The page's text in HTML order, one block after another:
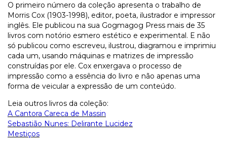
O primeiro número da coleção apresenta o trabalho de
Morris Cox (1903-1998), editor, poeta, ilustrador e impressor
inglês. Ele publicou na sua Gogmagog Press mais de 35
livros com notório esmero estético e experimental. E não
só publicou como escreveu, ilustrou, diagramou e imprimiu
cada um, usando máquinas e matrizes de impressão
construídas por ele. Cox enxergava o processo de
impressão como a essência do livro e não apenas uma
forma de veicular a expressão de um conteúdo.
Leia outros livros da coleção:
A Cantora Careca de Massin
Sebastião Nunes: Delirante Lucidez
Mestiços